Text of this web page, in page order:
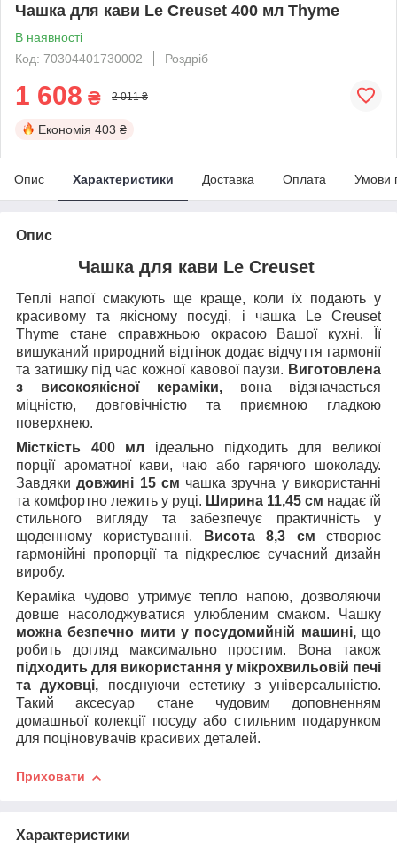
Чашка для кави Le Creuset 400 мл Thyme
В наявності
Код: 70304401730002
Роздріб
1 608 ₴ 2 011 ₴
Економія 403 ₴
Опис Характеристики Доставка Оплата Умови
Опис
Чашка для кави Le Creuset
Теплі напої смакують ще краще, коли їх подають у
красивому та якісному посуді, і чашка Le Creuset
Thyme стане справжньою окрасою Вашої кухні. Її
вишуканий природний відтінок додає відчуття гармонії
та затишку під час кожної кавової паузи. Виготовлена
з високоякісної кераміки, вона відзначається
міцністю, довговічністю та приємною гладкою
поверхнею.
Місткість 400 мл ідеально підходить для великої
порції ароматної кави, чаю або гарячого шоколаду.
Завдяки довжині 15 см чашка зручна у використанні
та комфортно лежить у руці. Ширина 11,45 см надає їй
стильного вигляду та забезпечує практичність у
щоденному користуванні.
Висота 8,3 см створює
гармонійні пропорції та підкреслює сучасний дизайн
виробу.
Кераміка чудово утримує тепло напою, дозволяючи
довше насолоджуватися улюбленим смаком. Чашку
можна безпечно мити у посудомийній машині,що
робить догляд максимально простим. Вона також
підходить для використання у мікрохвильовій печі
та духовці, поєднуючи естетику з універсальністю.
Такий аксесуар стане чудовим доповненням
домашньої колекції посуду або стильним подарунком
для поціновувачів красивих деталей.
Приховати
Характеристики